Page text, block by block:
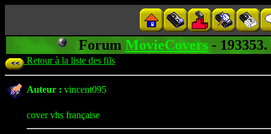
Forum MovieCovers-
Retour à la liste des fils
Auteur : vincent095
cover vhs française